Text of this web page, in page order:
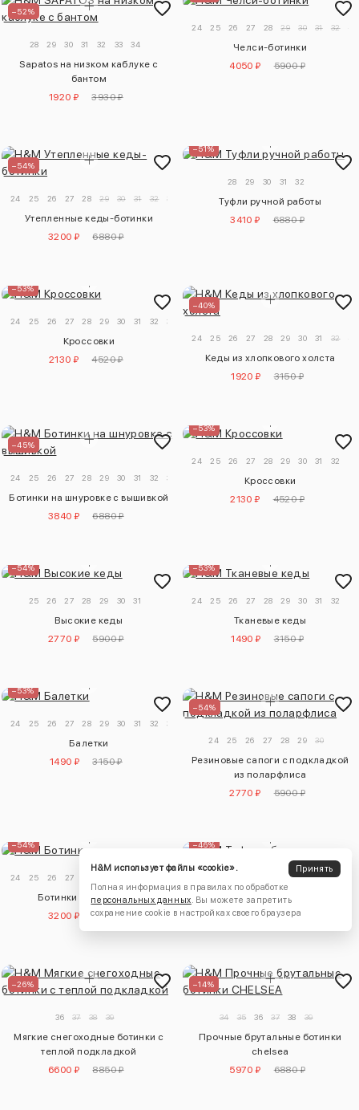
–52%
28 29 30 31 32 33 34
Sapatos на низком каблуке с
бантом
1920 ₽
3930 ₽
24 25 26 27 28 29 30 31 32
Челси-ботинки
4050 ₽
5900 ₽
–54%
24 25 26 27 28 29 30 31 32 33
Утепленные кеды-ботинки
3200 ₽
6880 ₽
–51%
28 29 30 31 32
Туфли ручной работы
3410 ₽
6880 ₽
–53%
24 25 26 27 28 29 30 31 32 33
Кроссовки
2130 ₽
4520 ₽
–40%
24 25 26 27 28 29 30 31 32
Кеды из хлопкового холста
1920 ₽
3150 ₽
–45%
24 25 26 27 28 29 30 31 32 33
Ботинки на шнуровке с вышивкой
3840 ₽
6880 ₽
–53%
24 25 26 27 28 29 30 31 32
Кроссовки
2130 ₽
4520 ₽
–54%
25 26 27 28 29 30 31
Высокие кеды
2770 ₽
5900 ₽
–53%
24 25 26 27 28 29 30 31 32
Тканевые кеды
1490 ₽
3150 ₽
–53%
24 25 26 27 28 29 30 31 32 33
Балетки
1490 ₽
3150 ₽
–54%
24 25 26 27 28 29 30
Резиновые сапоги с подкладкой
из поларфлиса
2770 ₽
5900 ₽
–54%
24 25 26 27
Ботинки на шнуровке
3200 ₽
6880 ₽
–46%
29 30 31 32
Туфли с бантом
2130 ₽
3930 ₽
–26%
36 37 38 39
Мягкие снегоходные ботинки с
теплой подкладкой
6600 ₽
8850 ₽
–14%
34 35 36 37 38 39
Прочные брутальные ботинки
chelsea
5970 ₽
6880 ₽
H&M использует файлы «cookie».
Принять
Полная информация в правилах по обработке
персональных данных. Вы можете запретить
сохранение cookie в настройках своего браузера